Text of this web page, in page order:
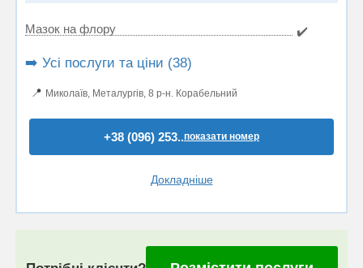
Мазок на флору ✔️
➡️ Усі послуги та ціни (38)
📍 Миколаїв, Металургів, 8 р-н. Корабельний
+38 (096) 253..показати номер
Докладніше